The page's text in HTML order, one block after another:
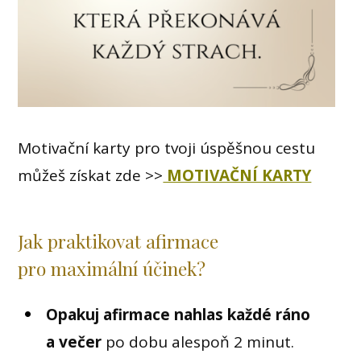
Motivační karty pro tvoji úspěšnou cestu
můžeš získat zde >> MOTIVAČNÍ KARTY
Jak praktikovat afirmace
pro maximální účinek?
Opakuj afirmace nahlas každé ráno
a večer po dobu alespoň 2 minut.